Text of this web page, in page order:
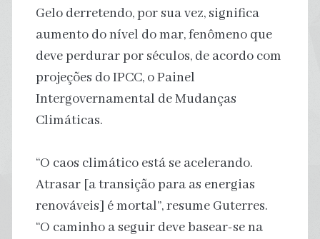
Gelo derretendo, por sua vez, significa
aumento do nível do mar, fenômeno que
deve perdurar por séculos, de acordo com
projeções do IPCC, o Painel
Intergovernamental de Mudanças
Climáticas.
“O caos climático está se acelerando.
Atrasar [a transição para as energias
renováveis] é mortal”, resume Guterres.
“O caminho a seguir deve basear-se na